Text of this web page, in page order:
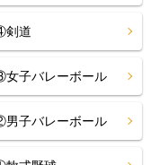
剣道
子バレーボール
子バレーボール